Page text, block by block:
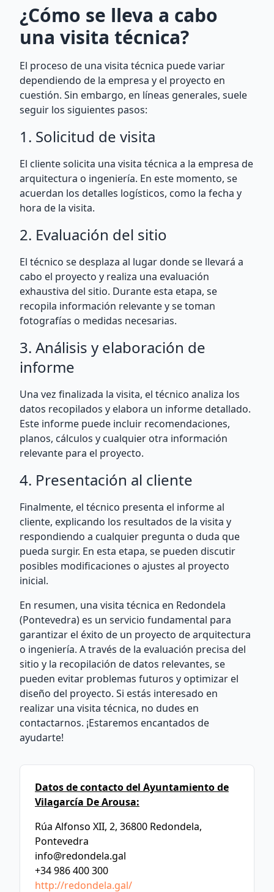
¿Cómo se lleva a cabo
una visita técnica?
El proceso de una visita técnica puede variar
dependiendo de la empresa y el proyecto en
cuestión. Sin embargo, en líneas generales, suele
seguir los siguientes pasos:
1. Solicitud de visita
El cliente solicita una visita técnica a la empresa de
arquitectura o ingeniería. En este momento, se
acuerdan los detalles logísticos, como la fecha y
hora de la visita.
2. Evaluación del sitio
El técnico se desplaza al lugar donde se llevará a
cabo el proyecto y realiza una evaluación
exhaustiva del sitio. Durante esta etapa, se
recopila información relevante y se toman
fotografías o medidas necesarias.
3. Análisis y elaboración de
informe
Una vez finalizada la visita, el técnico analiza los
datos recopilados y elabora un informe detallado.
Este informe puede incluir recomendaciones,
planos, cálculos y cualquier otra información
relevante para el proyecto.
4. Presentación al cliente
Finalmente, el técnico presenta el informe al
cliente, explicando los resultados de la visita y
respondiendo a cualquier pregunta o duda que
pueda surgir. En esta etapa, se pueden discutir
posibles modificaciones o ajustes al proyecto
inicial.
En resumen, una visita técnica en Redondela
(Pontevedra) es un servicio fundamental para
garantizar el éxito de un proyecto de arquitectura
o ingeniería. A través de la evaluación precisa del
sitio y la recopilación de datos relevantes, se
pueden evitar problemas futuros y optimizar el
diseño del proyecto. Si estás interesado en
realizar una visita técnica, no dudes en
contactarnos. ¡Estaremos encantados de
ayudarte!
Datos de contacto del Ayuntamiento de
Vilagarcía De Arousa:
Rúa Alfonso XII, 2, 36800 Redondela,
Pontevedra
info@redondela.gal
+34 986 400 300
http://redondela.gal/